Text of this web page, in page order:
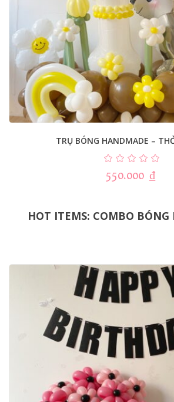
TRỤ BÓNG HANDMADE –
550.000 ₫
HOT ITEMS: COMBO